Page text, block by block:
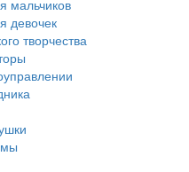
мальчиков
девочек
творчества